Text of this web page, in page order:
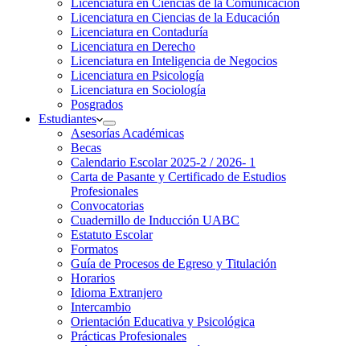
Licenciatura en Ciencias de la Comunicación
Licenciatura en Ciencias de la Educación
Licenciatura en Contaduría
Licenciatura en Derecho
Licenciatura en Inteligencia de Negocios
Licenciatura en Psicología
Licenciatura en Sociología
Posgrados
Estudiantes
Asesorías Académicas
Becas
Calendario Escolar 2025-2 / 2026- 1
Carta de Pasante y Certificado de Estudios
Profesionales
Convocatorias
Cuadernillo de Inducción UABC
Estatuto Escolar
Formatos
Guía de Procesos de Egreso y Titulación
Horarios
Idioma Extranjero
Intercambio
Orientación Educativa y Psicológica
Prácticas Profesionales